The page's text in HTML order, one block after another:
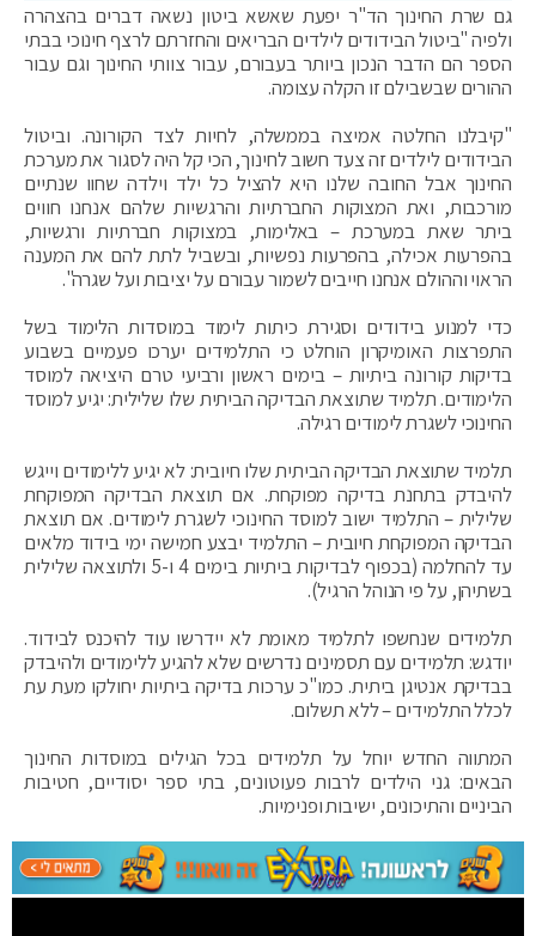
גם שרת החינוך הד"ר יפעת שאשא ביטון נשאה דברים בהצהרה
ולפיה "ביטול הבידודים לילדים הבריאים והחזרתם לרצף חינוכי בבתי
הספר הם הדבר הנכון ביותר בעבורם, עבור צוותי החינוך וגם עבור
ההורים שבשבילם זו הקלה עצומה.
"קיבלנו החלטה אמיצה בממשלה, לחיות לצד הקורונה. וביטול
הבידודים לילדים זה צעד חשוב לחינוך, הכי קל היה לסגור את מערכת
החינוך אבל החובה שלנו היא להציל כל ילד וילדה שחוו שנתיים
מורכבות, ואת המצוקות החברתיות והרגשיות שלהם אנחנו חווים
ביתר שאת במערכת – באלימות, במצוקות חברתיות ורגשיות,
בהפרעות אכילה, בהפרעות נפשיות, ובשביל לתת להם את המענה
הראוי וההולם אנחנו חייבים לשמור עבורם על יציבות ועל שגרה".
כדי למנוע בידודים וסגירת כיתות לימוד במוסדות הלימוד בשל
התפרצות האומיקרון הוחלט כי התלמידים יערכו פעמיים בשבוע
בדיקות קורונה ביתיות – בימים ראשון ורביעי טרם היציאה למוסד
הלימודים. תלמיד שתוצאת הבדיקה הביתית שלו שלילית: יגיע למוסד
החינוכי לשגרת לימודים רגילה.
תלמיד שתוצאת הבדיקה הביתית שלו חיובית: לא יגיע ללימודים וייגש
להיבדק בתחנת בדיקה מפוקחת. אם תוצאת הבדיקה המפוקחת
שלילית – התלמיד ישוב למוסד החינוכי לשגרת לימודים. אם תוצאת
הבדיקה המפוקחת חיובית – התלמיד יבצע חמישה ימי בידוד מלאים
עד להחלמה (בכפוף לבדיקות ביתיות בימים 4 ו-5 ולתוצאה שלילית
בשתיהן, על פי הנוהל הרגיל).
תלמידים שנחשפו לתלמיד מאומת לא יידרשו עוד להיכנס לבידוד.
יודגש: תלמידים עם תסמינים נדרשים שלא להגיע ללימודים ולהיבדק
בבדיקת אנטיגן ביתית. כמו"כ ערכות בדיקה ביתיות יחולקו מעת עת
לכלל התלמידים – ללא תשלום.
המתווה החדש יוחל על תלמידים בכל הגילים במוסדות החינוך
הבאים: גני הילדים לרבות פעוטונים, בתי ספר יסודיים, חטיבות
הביניים והתיכונים, ישיבות ופנימיות.